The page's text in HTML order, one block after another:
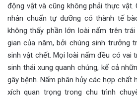
động vật và cũng không phải thực vật.
nhân chuẩn tự dưỡng có thành tế
không thấy phần lớn loài nấm trên
gian của năm, bởi chúng sinh trưởng
sinh vật chết. Mọi loài nấm đều có vai
sinh thái xung quanh chúng, kể cả
gây bệnh. Nấm phân hủy các hợp chất
xích quan trọng trong chu trình